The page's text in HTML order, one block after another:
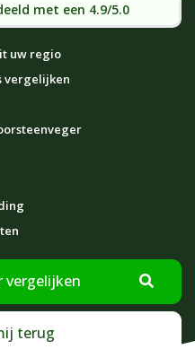
met een 4.9/5.0
uw regio
vergelijken
vergelijken
terug